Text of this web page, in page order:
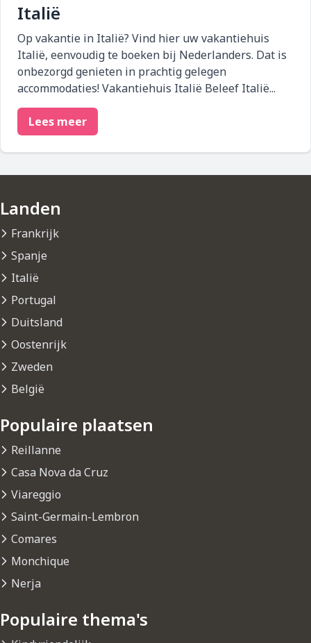
Italië
Op vakantie in Italië? Vind hier uw vakantiehuis
Italië, eenvoudig te boeken bij Nederlanders. Dat is
onbezorgd genieten in prachtig gelegen
accommodaties! Vakantiehuis Italië Beleef Italië...
Lees meer
Landen
Frankrijk
Spanje
Italië
Portugal
Duitsland
Oostenrijk
Zweden
België
Populaire plaatsen
Reillanne
Casa Nova da Cruz
Viareggio
Saint-Germain-Lembron
Comares
Monchique
Nerja
Populaire thema's